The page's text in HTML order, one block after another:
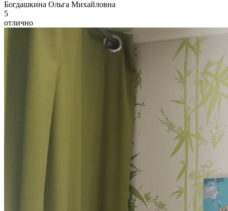
Богдашкина Ольга Михайловна
5
отлично